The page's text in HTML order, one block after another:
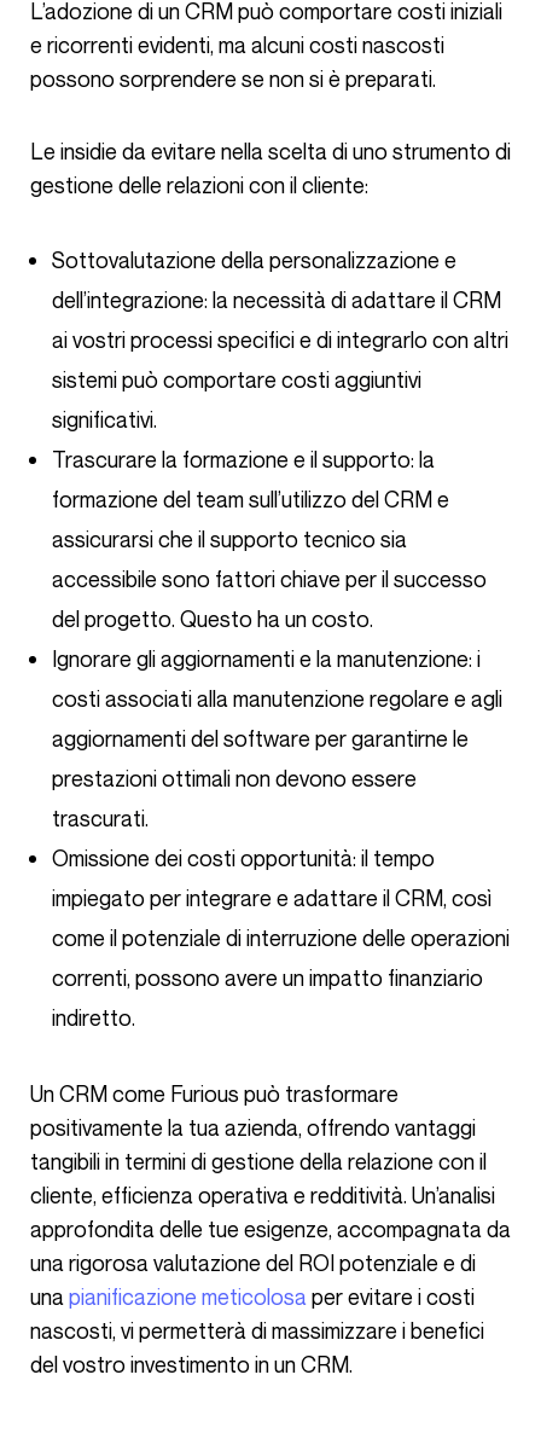
L’adozione di un CRM può comportare costi iniziali
e ricorrenti evidenti, ma alcuni costi nascosti
possono sorprendere se non si è preparati.
Le insidie da evitare nella scelta di uno strumento di
gestione delle relazioni con il cliente:
Sottovalutazione della personalizzazione e
dell’integrazione: la necessità di adattare il CRM
ai vostri processi specifici e di integrarlo con altri
sistemi può comportare costi aggiuntivi
significativi.
Trascurare la formazione e il supporto: la
formazione del team sull’utilizzo del CRM e
assicurarsi che il supporto tecnico sia
accessibile sono fattori chiave per il successo
del progetto. Questo ha un costo.
Ignorare gli aggiornamenti e la manutenzione: i
costi associati alla manutenzione regolare e agli
aggiornamenti del software per garantirne le
prestazioni ottimali non devono essere
trascurati.
Omissione dei costi opportunità: il tempo
impiegato per integrare e adattare il CRM, così
come il potenziale di interruzione delle operazioni
correnti, possono avere un impatto finanziario
indiretto.
Un CRM come Furious può trasformare
positivamente la tua azienda, offrendo vantaggi
tangibili in termini di gestione della relazione con il
cliente, efficienza operativa e redditività. Un’analisi
approfondita delle tue esigenze, accompagnata da
una rigorosa valutazione del ROI potenziale e di
una pianificazione meticolosa per evitare i costi
nascosti, vi permetterà di massimizzare i benefici
del vostro investimento in un CRM.